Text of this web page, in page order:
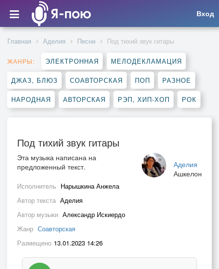
Вход
Главная Аделия Песни Под тихий звук гитары
ЖАНРЫ: ЭЛЕКТРОННАЯ МЕЛОДЕКЛАМАЦИЯ
ДЖАЗ, БЛЮЗ СОАВТОРСКАЯ ПОП РАЗНОЕ
НАРОДНАЯ АВТОРСКАЯ РЭП, ХИП-ХОП РОК
Под тихий звук гитары
Аделия
Ашкелон
Эта музыка написана на
предложенный текст.
Исполнитель Нарышкина Анжела
Автор текста Аделия
Автор музыки Александр Искиердо
Жанр Соавторская
Размещено 13.01.2023 14:26